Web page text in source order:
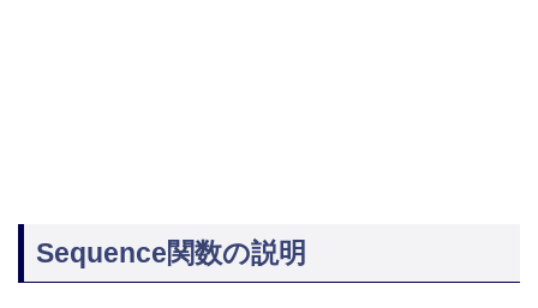
Sequence関数の説明